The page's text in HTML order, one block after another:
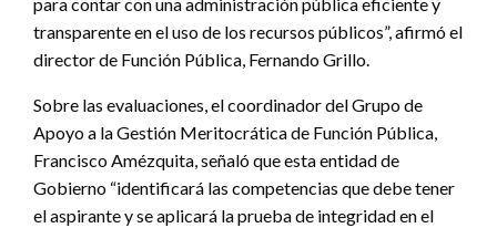
transparente en el uso de los recursos públicos”, afirmó el
director de Función Pública, Fernando Grillo.
Sobre las evaluaciones, el coordinador del Grupo de
Apoyo a la Gestión Meritocrática de Función Pública,
Francisco Amézquita, señaló que esta entidad de
Gobierno “identificará las competencias que debe tener
el aspirante y se aplicará la prueba de integridad en el